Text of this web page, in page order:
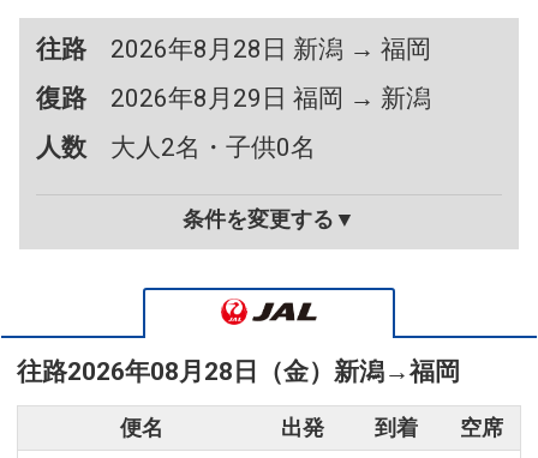
往路
2026年8月28日 新潟 → 福岡
復路
2026年8月29日 福岡 → 新潟
人数
大人2名・子供0名
条件を変更する▼
往路2026年08月28日（金） 新潟→福岡
便名 出発 到着 空席